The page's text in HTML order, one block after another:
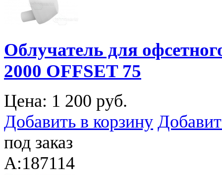
Облучатель для
2000 OFFSET 75
Цена: 1 200 руб.
Добавить в корзину
под заказ
A:187114